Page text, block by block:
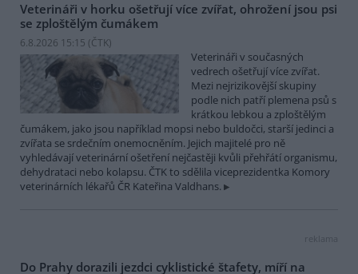
Veterináři v horku ošetřují více zvířat, ohrožení jsou psi
se zploštělým čumákem
6.8.2026 15:15 (ČTK)
Veterináři v současných
vedrech ošetřují více zvířat.
Mezi nejrizikovější skupiny
podle nich patří plemena psů s
krátkou lebkou a zploštělým
čumákem, jako jsou například mopsi nebo buldočci, starší jedinci a
zvířata se srdečním onemocněním. Jejich majitelé pro ně
vyhledávají veterinární ošetření nejčastěji kvůli přehřátí organismu,
dehydrataci nebo kolapsu. ČTK to sdělila viceprezidentka Komory
veterinárních lékařů ČR Kateřina Valdhans.
reklama
Do Prahy dorazili jezdci cyklistické štafety, míří na